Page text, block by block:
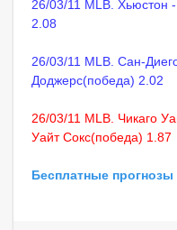
26/03/11 MLB. Хьюстон
2.08
26/03/11 MLB. Сан-
Доджерс(победа) 2.02
26/03/11 MLB. Чикаго
Уайт Сокс(победа) 1.87
Бесплатные прогнозы